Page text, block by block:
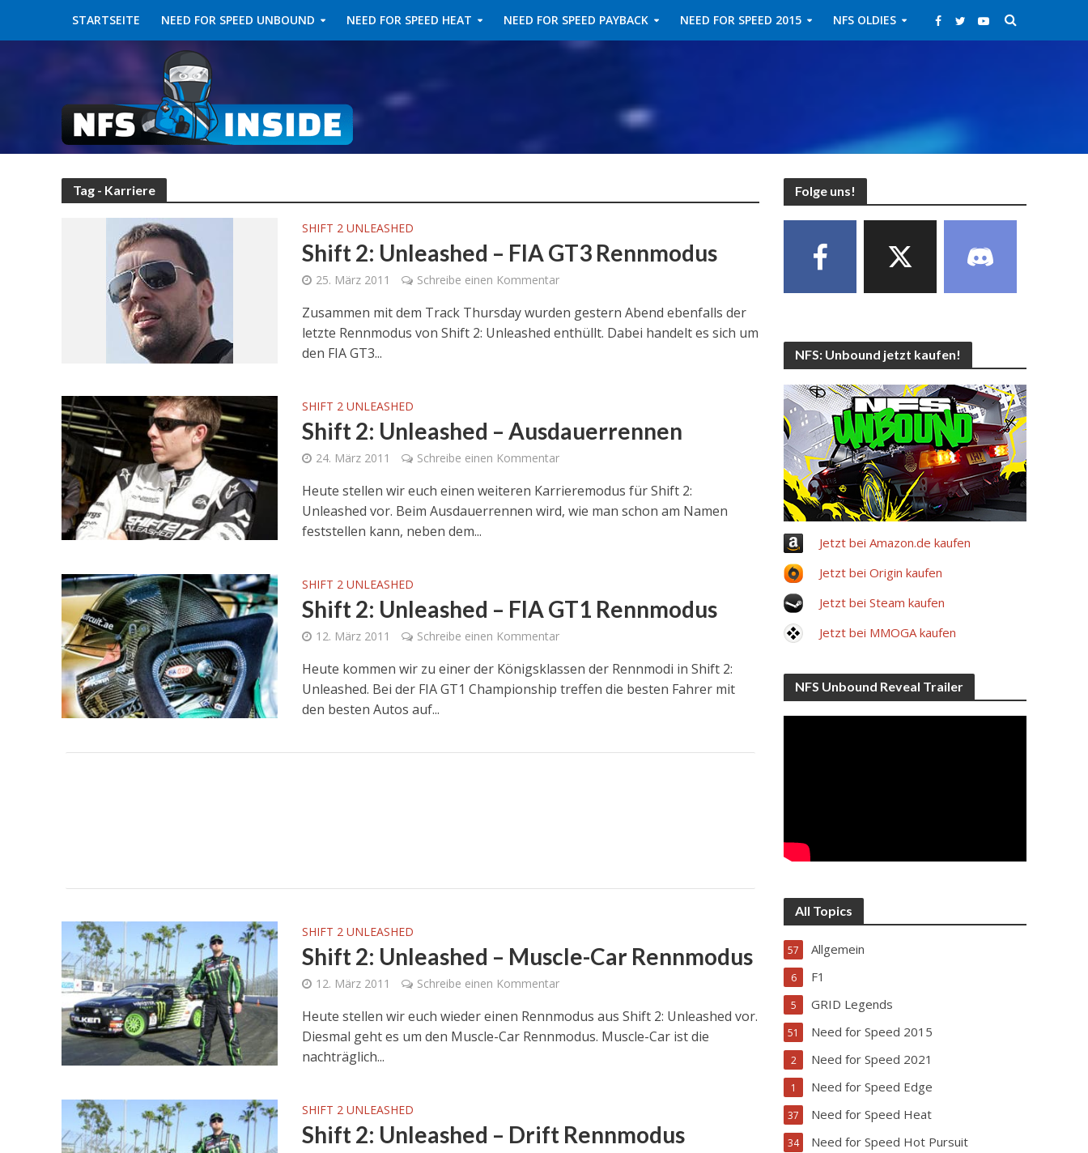
STARTSEITE NEED FOR SPEED UNBOUND NEED FOR SPEED HEAT NEED FOR SPEED PAYBACK NEED FOR SPEED 2015 NFS OLDIES
Tag - Karriere
SHIFT 2 UNLEASHED
Shift 2: Unleashed – FIA GT3 Rennmodus
25. März 2011 Schreibe einen Kommentar
Zusammen mit dem Track Thursday wurden gestern Abend ebenfalls der
letzte Rennmodus von Shift 2: Unleashed enthüllt. Dabei handelt es sich um
den FIA GT3...
SHIFT 2 UNLEASHED
Shift 2: Unleashed – Ausdauerrennen
24. März 2011 Schreibe einen Kommentar
Heute stellen wir euch einen weiteren Karrieremodus für Shift 2:
Unleashed vor. Beim Ausdauerrennen wird, wie man schon am Namen
feststellen kann, neben dem...
SHIFT 2 UNLEASHED
Shift 2: Unleashed – FIA GT1 Rennmodus
12. März 2011 Schreibe einen Kommentar
Heute kommen wir zu einer der Königsklassen der Rennmodi in Shift 2:
Unleashed. Bei der FIA GT1 Championship treffen die besten Fahrer mit
den besten Autos auf...
SHIFT 2 UNLEASHED
Shift 2: Unleashed – Muscle-Car Rennmodus
12. März 2011 Schreibe einen Kommentar
Heute stellen wir euch wieder einen Rennmodus aus Shift 2: Unleashed vor.
Diesmal geht es um den Muscle-Car Rennmodus. Muscle-Car ist die
nachträglich...
SHIFT 2 UNLEASHED
Shift 2: Unleashed – Drift Rennmodus
Folge uns!
NFS: Unbound jetzt kaufen!
Jetzt bei Amazon.de kaufen
Jetzt bei Origin kaufen
Jetzt bei Steam kaufen
Jetzt bei MMOGA kaufen
NFS Unbound Reveal Trailer
All Topics
Allgemein
57
F1
6
GRID Legends
5
Need for Speed 2015
51
Need for Speed 2021
2
Need for Speed Edge
1
Need for Speed Heat
37
Need for Speed Hot Pursuit
34